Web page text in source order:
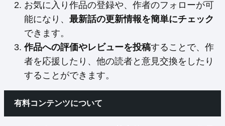
お気に入り作品の登録や、作者のフォローが可
能になり、 最新話の更新情報を簡単にチェック
できます。
作品への評価やレビューを投稿することで、作
者を応援したり、他の読者と意見交換をしたり
することができます。
有料コンテンツについて